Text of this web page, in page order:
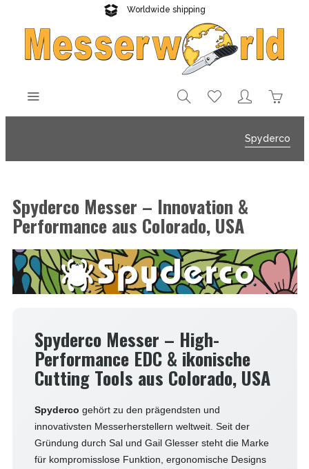
Worldwide shipping
Reliable delivery
Spyderco
Spyderco Messer – Innovation &
Performance aus Colorado, USA
Spyderco Messer – High-
Performance EDC & ikonische
Cutting Tools aus Colorado, USA
Spyderco gehört zu den prägendsten und
innovativsten Messerherstellern weltweit. Seit der
Gründung durch Sal und Gail Glesser steht die Marke
für kompromisslose Funktion, ergonomische Designs